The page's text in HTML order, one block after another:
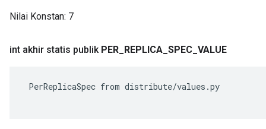
Nilai Konstan: 7
int akhir statis publik PER REPLICA SPEC VALUE
PerReplicaSpec from distribute/values.py